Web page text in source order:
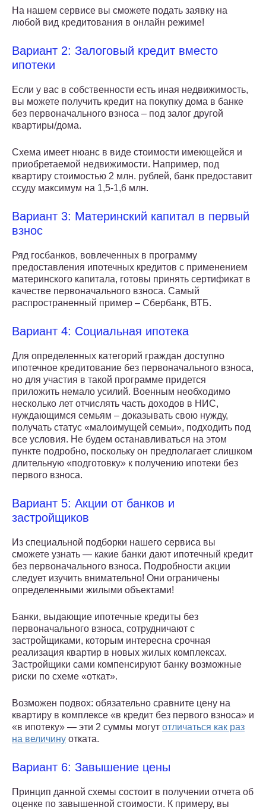
На нашем сервисе вы сможете подать заявку на
любой вид кредитования в онлайн режиме!
Вариант 2: Залоговый кредит вместо
ипотеки
Если у вас в собственности есть иная недвижимость,
вы можете получить кредит на покупку дома в банке
без первоначального взноса – под залог другой
квартиры/дома.
Схема имеет нюанс в виде стоимости имеющейся и
приобретаемой недвижимости. Например, под
квартиру стоимостью 2 млн. рублей, банк предоставит
ссуду максимум на 1,5-1,6 млн.
Вариант 3: Материнский капитал в первый
взнос
Ряд госбанков, вовлеченных в программу
предоставления ипотечных кредитов с применением
материнского капитала, готовы принять сертификат в
качестве первоначального взноса. Самый
распространенный пример – Сбербанк, ВТБ.
Вариант 4: Социальная ипотека
Для определенных категорий граждан доступно
ипотечное кредитование без первоначального взноса,
но для участия в такой программе придется
приложить немало усилий. Военным необходимо
несколько лет отчислять часть доходов в НИС,
нуждающимся семьям – доказывать свою нужду,
получать статус «малоимущей семьи», подходить под
все условия. Не будем останавливаться на этом
пункте подробно, поскольку он предполагает слишком
длительную «подготовку» к получению ипотеки без
первого взноса.
Вариант 5: Акции от банков и
застройщиков
Из специальной подборки нашего сервиса вы
сможете узнать — какие банки дают ипотечный кредит
без первоначального взноса. Подробности акции
следует изучить внимательно! Они ограничены
определенными жилыми объектами!
Банки, выдающие ипотечные кредиты без
первоначального взноса, сотрудничают с
застройщиками, которым интересна срочная
реализация квартир в новых жилых комплексах.
Застройщики сами компенсируют банку возможные
риски по схеме «откат».
Возможен подвох: обязательно сравните цену на
квартиру в комплексе «в кредит без первого взноса» и
«в ипотеку» — эти 2 суммы могут отличаться как раз
на величину отката.
Вариант 6: Завышение цены
Принцип данной схемы состоит в получении отчета об
оценке по завышенной стоимости. К примеру, вы